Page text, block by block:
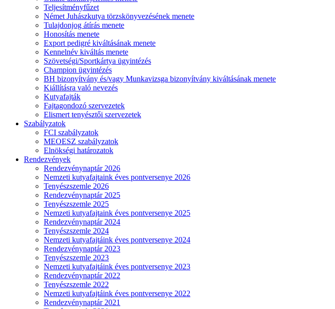
Teljesítményfűzet
Német Juhászkutya törzskönyvezésének menete
Tulajdonjog átírás menete
Honosítás menete
Export pedigré kiváltásának menete
Kennelnév kiváltás menete
Szövetségi/Sportkártya ügyintézés
Champion ügyintézés
BH bizonyítvány és/vagy Munkavizsga bizonyítvány kiváltásának menete
Kiállításra való nevezés
Kutyafajták
Fajtagondozó szervezetek
Elismert tenyésztői szervezetek
Szabályzatok
FCI szabályzatok
MEOESZ szabályzatok
Elnökségi határozatok
Rendezvények
Rendezvénynaptár 2026
Nemzeti kutyafajtaink éves pontversenye 2026
Tenyészszemle 2026
Rendezvénynaptár 2025
Tenyészszemle 2025
Nemzeti kutyafajtaink éves pontversenye 2025
Rendezvénynaptár 2024
Tenyészszemle 2024
Nemzeti kutyafajtáink éves pontversenye 2024
Rendezvénynaptár 2023
Tenyészszemle 2023
Nemzeti kutyafajtáink éves pontversenye 2023
Rendezvénynaptár 2022
Tenyészszemle 2022
Nemzeti kutyafajtáink éves pontversenye 2022
Rendezvénynaptár 2021